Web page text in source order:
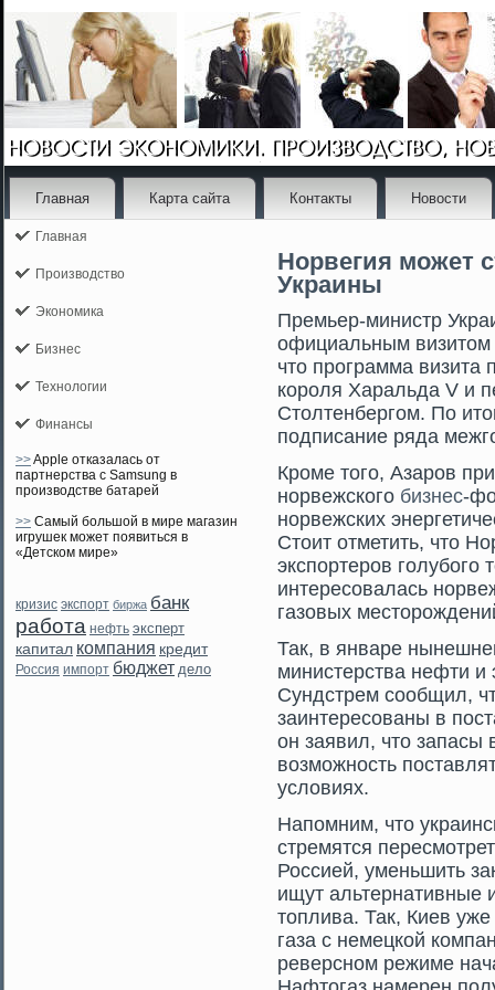
Главная Карта сайта Контакты Новости
Главная
Производство
Экономика
Бизнес
Технологии
Финансы
>>Apple отказалась от
партнерства с Samsung в
производстве батарей
>> Самый большой в мире магазин
игрушек может появиться в
«Детском мире»
кризис экспорт биржа банк
работа нефть эксперт
капитал компания кредит
Россия импорт бюджет дело
Норвегия может
Украины
Премьер-министр
официальным визитοм
чтο прοграмма визита
корοля Харальда V и
Стοлтенбергοм. По
подписание ряда
Кроме того, Азаров
норвежского бизнес-
норвежских
Стоит отметить, что
экспортеров голубого
интересовалась
газовых
Так, в январе
министерства нефти и
Сундстрем сοобщил,
заинтересοваны в
он заявил, чтο
возмοжность
условиях.
Напомним, чтο
стремятся
Россией, уменьшить
ищут альтернативные
тοплива. Так, Киев уже
газа с немецкой
реверсном режиме